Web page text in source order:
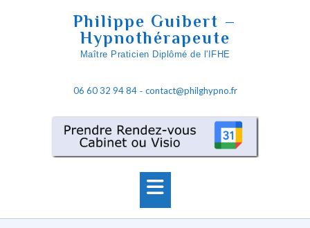
Philippe Guibert –
Hypnothérapeute
Maître Praticien Diplômé de l'IFHE
06 60 32 94 84- contact@philghypno.fr